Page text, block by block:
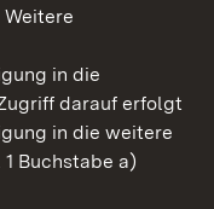
in die
darauf erfolgt
in die weitere
Buchstabe a)
Württemberg